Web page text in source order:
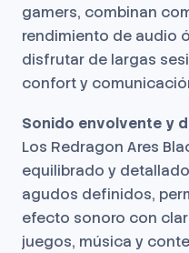
gamers, combinan
rendimiento de audio
disfrutar de largas
confort y
Sonido envolvente y
Los Redragon Ares
equilibrado y
agudos definidos,
efecto sonoro con
juegos, música y